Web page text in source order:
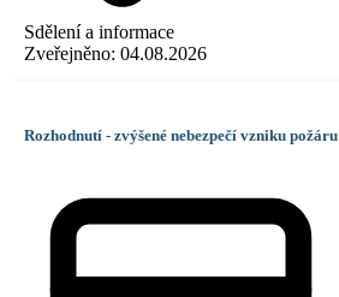
Sdělení a informace
Zveřejněno: 04.08.2026
Rozhodnutí - zvýšené nebezpečí vzniku požáru